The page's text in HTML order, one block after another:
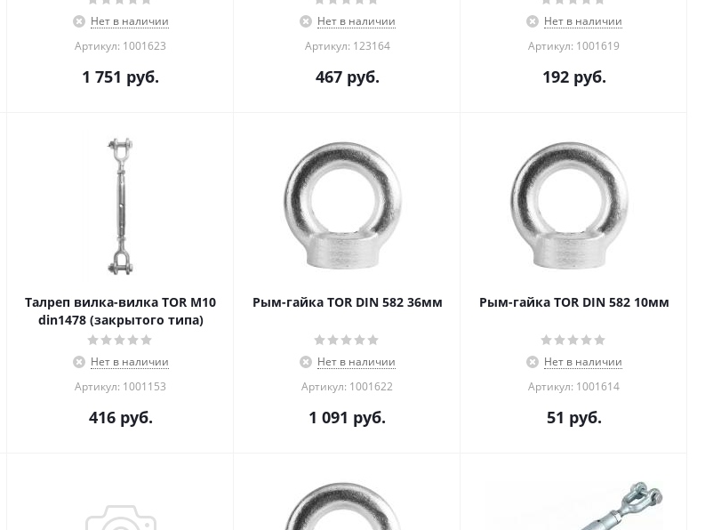
Нет в наличии
Артикул: 1001623
1 751 руб.
Нет в наличии
Артикул: 123164
467руб.
Нет в наличии
Артикул: 1001619
192руб.
Талреп вилка-вилка TOR М10
din1478 (закрытого типа)
Нет в наличии
Артикул: 1001153
416руб.
Рым-гайка TOR DIN 582 36мм
Нет в наличии
Артикул: 1001622
1 091 руб.
Рым-гайка TOR DIN 582 10мм
Нет в наличии
Артикул: 1001614
51 руб.